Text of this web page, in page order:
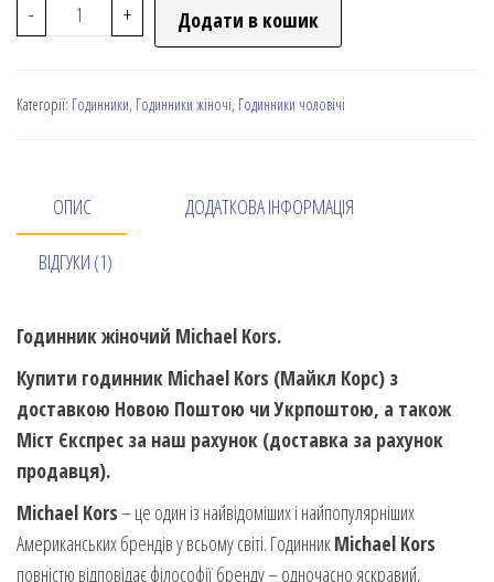
- + Додати в кошик
Категорії: Годинники, Годинники жіночі, Годинники чоловічі
ОПИС ДОДАТКОВА ІНФОРМАЦІЯ
ВІДГУКИ (1)
Годинник жіночий Michael Kors.
Купити годинник Michael Kors (Майкл Корс) з
доставкою Новою Поштою чи Укрпоштою, а також
Міст Єкспрес за наш рахунок (доставка за рахунок
продавця).
Michael Kors– це один із найвідоміших і найпопулярніших
Американських брендів у всьому світі. ГодинникMichael Kors
повністю відповідає філософії бренду – одночасно яскравий,